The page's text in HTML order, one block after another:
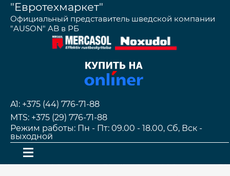
"Евротехмаркет"
Официальный представитель шведской компании
"AUSON" AB в РБ
A1: +375 (44) 776-71-88
MTS: +375 (29) 776-71-88
Режим работы: Пн - Пт: 09.00 - 18.00, Сб, Вск -
выходной